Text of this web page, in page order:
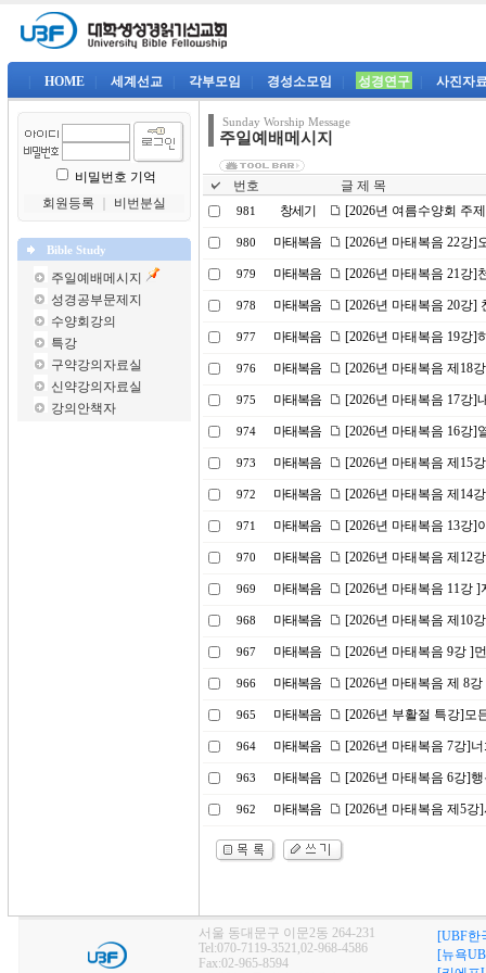
HOME 세계선교 각부모임 경성소모임 성경연구 사진자
비밀번호 기억
회원등록
비번분실
Bible Study
주일예배메시지
성경공부문제지
수양회강의
특강
구약강의자료실
신약강의자료실
강의안책자
Sunday Worship Message
주일예배메시지
번호 글 제 목
981 창세기 [2026년 여름수양회 주
980 마태복음 [2026년 마태복음 22강]
979 마태복음 [2026년 마태복음 21강]
978 마태복음 [2026년 마태복음 20강]
977 마태복음 [2026년 마태복음 19강]
976 마태복음 [2026년 마태복음 제18
975 마태복음 [2026년 마태복음 17강]
974 마태복음 [2026년 마태복음 16강]
973 마태복음 [2026년 마태복음 제15
972 마태복음 [2026년 마태복음 제14
971 마태복음 [2026년 마태복음 13강]
970 마태복음 [2026년 마태복음 제12
969 마태복음 [2026년 마태복음 11강
968 마태복음 [2026년 마태복음 제10
967 마태복음 [2026년 마태복음 9강 ]
966 마태복음 [2026년 마태복음 제 8
965 마태복음 [2026년 부활절 특강]모
964 마태복음 [2026년 마태복음 7강]
963 마태복음 [2026년 마태복음 6강]
962 마태복음 [2026년 마태복음 제5
서울 동대문구 이문2동 264-231
Tel:070-7119-3521,02-968-4586
Fax:02-965-8594
[UBF한
[뉴욕